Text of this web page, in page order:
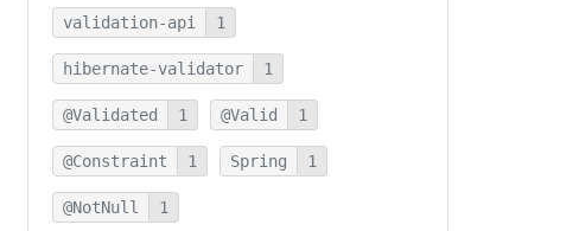
validation-api 1
hibernate-validator 1
@Validated 1 @Valid 1
@Constraint 1 Spring 1
@NotNull 1